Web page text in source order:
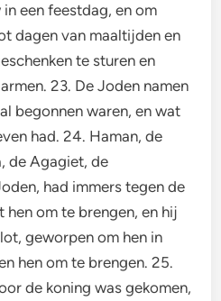
een feestdag, en om
dagen van maaltijden en
te sturen en
23. De Joden namen
begonnen waren, en wat
had. 24. Haman, de
de Agagiet, de
had immers tegen de
om te brengen, en hij
lot, geworpen om hen in
hen om te brengen. 25.
de koning was gekomen,